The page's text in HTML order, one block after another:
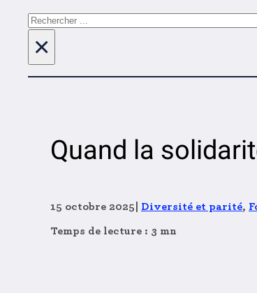
Rechercher
×
Quand la
15 octobre 2025 Diversité et parité,
Temps de lecture : 3 mn